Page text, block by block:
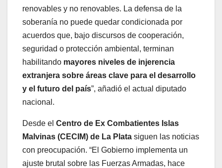
renovables y no renovables. La defensa de la
soberanía no puede quedar condicionada por
acuerdos que, bajo discursos de cooperación,
seguridad o protección ambiental, terminan
habilitando mayores niveles de injerencia
extranjera sobre áreas clave para el desarrollo
y el futuro del país”, añadió el actual diputado
nacional.
Desde el Centro de Ex Combatientes Islas
Malvinas (CECIM) de La Plata siguen las noticias
con preocupación. “El Gobierno implementa un
ajuste brutal sobre las Fuerzas Armadas, hace